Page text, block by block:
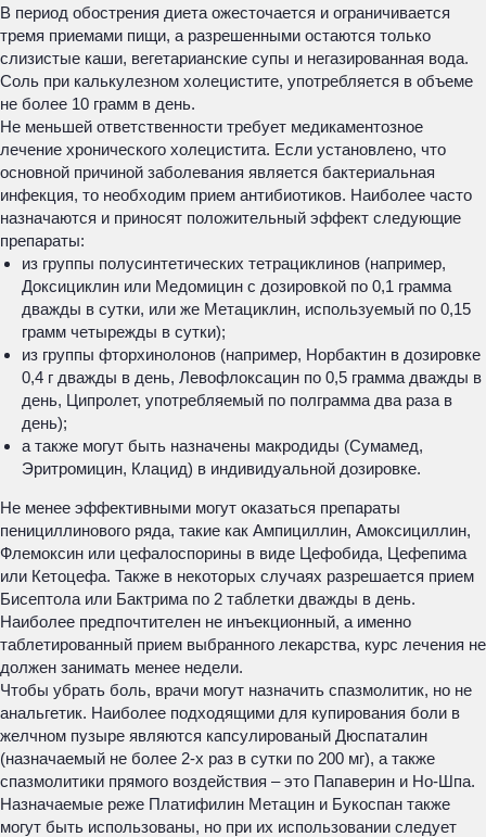
В период обострения диета ожесточается и ограничивается
тремя приемами пищи, а разрешенными остаются только
слизистые каши, вегетарианские супы и негазированная вода.
Соль при калькулезном холецистите, употребляется в объеме
не более 10 грамм в день.
Не меньшей ответственности требует медикаментозное
лечение хронического холецистита. Если установлено, что
основной причиной заболевания является бактериальная
инфекция, то необходим прием антибиотиков. Наиболее часто
назначаются и приносят положительный эффект следующие
препараты:
из группы полусинтетических тетрациклинов (например,
Доксициклин или Медомицин с дозировкой по 0,1 грамма
дважды в сутки, или же Метациклин, используемый по 0,15
грамм четырежды в сутки);
из группы фторхинолонов (например, Норбактин в дозировке
0,4 г дважды в день, Левофлоксацин по 0,5 грамма дважды в
день, Ципролет, употребляемый по полграмма два раза в
день);
а также могут быть назначены макродиды (Сумамед,
Эритромицин, Клацид) в индивидуальной дозировке.
Не менее эффективными могут оказаться препараты
пенициллинового ряда, такие как Ампициллин, Амоксициллин,
Флемоксин или цефалоспорины в виде Цефобида, Цефепима
или Кетоцефа. Также в некоторых случаях разрешается прием
Бисептола или Бактрима по 2 таблетки дважды в день.
Наиболее предпочтителен не инъекционный, а именно
таблетированный прием выбранного лекарства, курс лечения не
должен занимать менее недели.
Чтобы убрать боль, врачи могут назначить спазмолитик, но не
анальгетик. Наиболее подходящими для купирования боли в
желчном пузыре являются капсулированый Дюспаталин
(назначаемый не более 2-х раз в сутки по 200 мг), а также
спазмолитики прямого воздействия – это Папаверин и Но-Шпа.
Назначаемые реже Платифилин Метацин и Букоспан также
могут быть использованы, но при их использовании следует